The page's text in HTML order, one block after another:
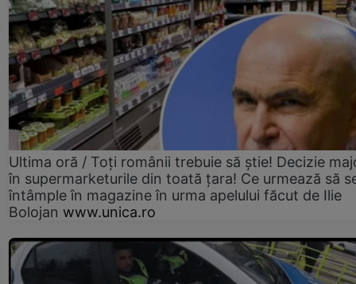
Ultima oră / Toți românii trebuie să știe! Decizie
în supermarketurile din toată țara! Ce urmează să
întâmple în magazine în urma apelului făcut de Ilie
Bolojan www.unica.ro